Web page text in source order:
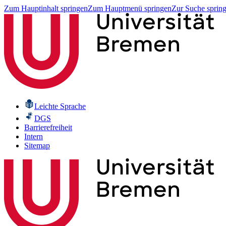
Zum Hauptinhalt springenZum Hauptmenü springenZur Suche
Leichte Sprache
DGS
Barrierefreiheit
Intern
Sitemap